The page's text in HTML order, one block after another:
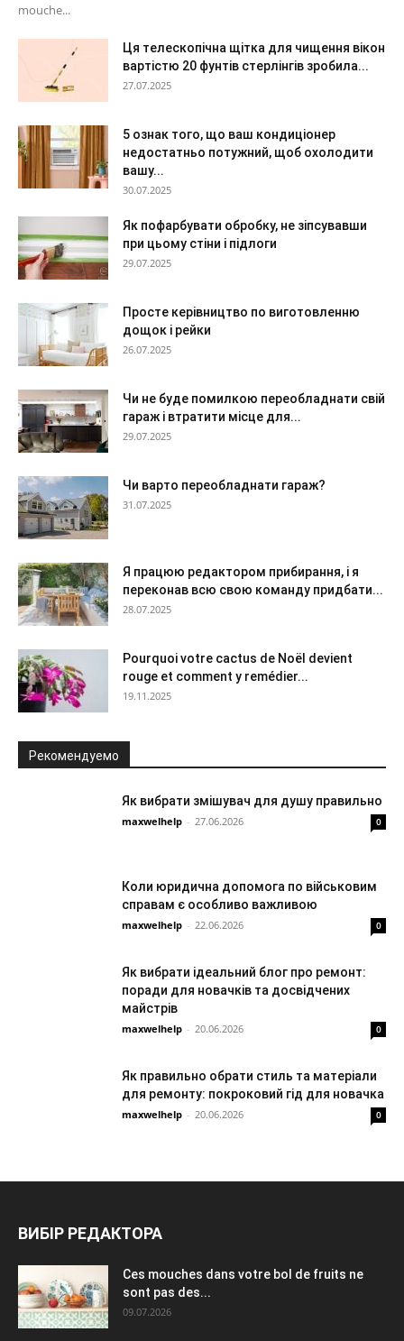
mouche...
Ця телескопічна щітка для чищення вікон
вартістю 20 фунтів стерлінгів зробила...
27.07.2025
5 ознак того, що ваш кондиціонер
недостатньо потужний, щоб охолодити
вашу...
30.07.2025
Як пофарбувати обробку, не зіпсувавши
при цьому стіни і підлоги
29.07.2025
Просте керівництво по виготовленню
дощок і рейки
26.07.2025
Чи не буде помилкою переобладнати свій
гараж і втратити місце для...
29.07.2025
Чи варто переобладнати гараж?
31.07.2025
Я працюю редактором прибирання, і я
переконав всю свою команду придбати...
28.07.2025
Pourquoi votre cactus de Noël devient
rouge et comment y remédier...
19.11.2025
Рекомендуемо
Як вибрати змішувач для душу правильно
maxwelhelp - 27.06.2026 0
Коли юридична допомога по військовим
справам є особливо важливою
maxwelhelp - 22.06.2026 0
Як вибрати ідеальний блог про ремонт:
поради для новачків та досвідчених
майстрів
maxwelhelp - 20.06.2026 0
Як правильно обрати стиль та матеріали
для ремонту: покроковий гід для новачка
maxwelhelp - 20.06.2026 0
ВИБІР РЕДАКТОРА
Ces mouches dans votre bol de fruits ne
sont pas des...
09.07.2026